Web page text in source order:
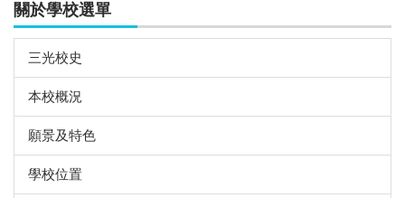
關於學校選單
三光校史
本校概況
願景及特色
學校位置